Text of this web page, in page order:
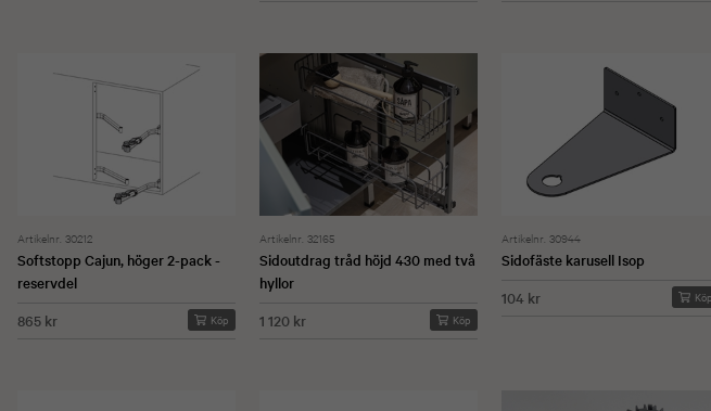
Artikelnr. 30212
Softstopp Cajun, höger 2-pack -
reservdel
865 kr
Köp
Artikelnr. 32165
Sidoutdrag tråd höjd 430 med två
hyllor
1 120 kr
Köp
Artikelnr. 30944
Sidofäste karusell Isop
104 kr
Köp